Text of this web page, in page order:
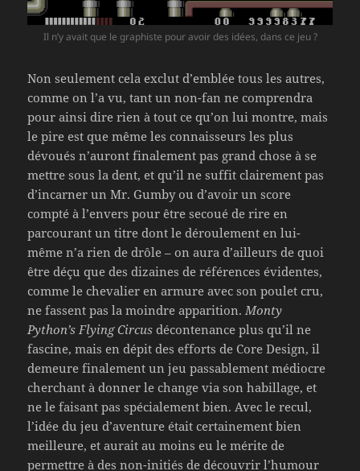
Il n’y avait que le graphiste pour avoir des idées, dans ce jeu ?
Non seulement cela exclut d’emblée tous les autres,
comme on l’a vu, tant un non-fan ne comprendra
pour ainsi dire rien à tout ce qu’on lui montre, mais
le pire est que même les connaisseurs les plus
dévoués n’auront finalement pas grand chose à se
mettre sous la dent, et qu’il ne suffit clairement pas
d’incarner un Mr. Gumby ou d’avoir un score
compté à l’envers pour être secoué de rire en
parcourant un titre dont le déroulement en lui-
même n’a rien de drôle – on aura d’ailleurs de quoi
être déçu que des dizaines de références évidentes,
comme le chevalier en armure avec son poulet cru,
ne fassent pas la moindre apparition. Monty
Python’s Flying Circus décontenance plus qu’il ne
fascine, mais en dépit des efforts de Core Design, il
demeure finalement un jeu passablement médiocre
cherchant à donner le change via son habillage, et
ne le faisant pas spécialement bien. Avec le recul,
l’idée du jeu d’aventure était certainement bien
meilleure, et aurait au moins eu le mérite de
permettre à des non-initiés de découvrir l’humour